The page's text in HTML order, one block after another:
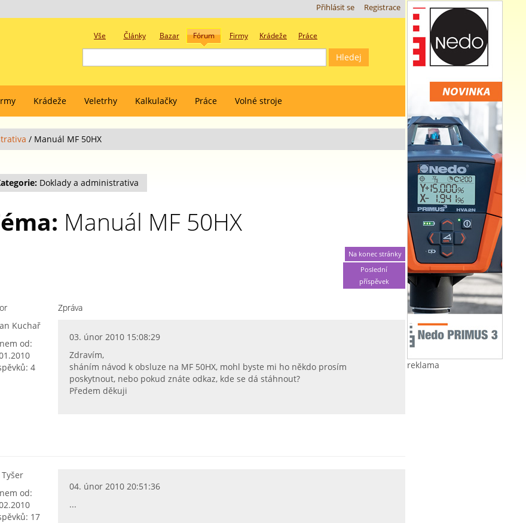
reklama
Registrace
Přihlásit se
Vše Články Bazar Fórum Firmy Krádeže Práce
Krádeže Veletrhy Kalkulačky Práce Volné stroje
/ Manuál MF 50HX
Doklady a administrativa
Manuál MF 50HX
Na konec stránky
Poslední
příspěvek
Zpráva
Kuchař
od:
4
03. únor 2010 15:08:29
Zdravím,
sháním návod k obsluze na MF 50HX, mohl byste mi ho někdo prosím
poskytnout, nebo pokud znáte odkaz, kde se dá stáhnout?
Předem děkuji
Tyšer
od:
17
04. únor 2010 20:51:36
...